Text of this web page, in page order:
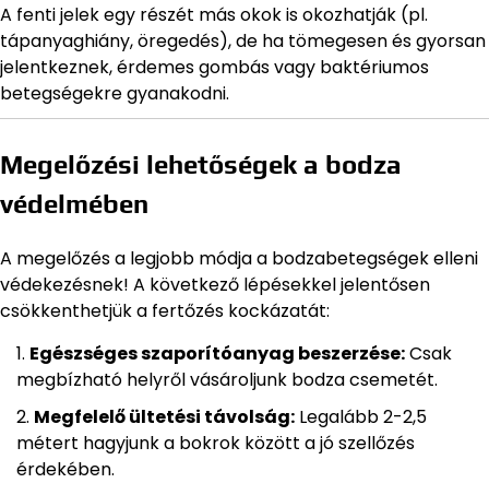
A fenti jelek egy részét más okok is okozhatják (pl.
tápanyaghiány, öregedés), de ha tömegesen és gyorsan
jelentkeznek, érdemes gombás vagy baktériumos
betegségekre gyanakodni.
Megelőzési lehetőségek a bodza
védelmében
A megelőzés a legjobb módja a bodzabetegségek elleni
védekezésnek! A következő lépésekkel jelentősen
csökkenthetjük a fertőzés kockázatát:
Egészséges szaporítóanyag beszerzése:Csak
megbízható helyről vásároljunk bodza csemetét.
Megfelelő ültetési távolság: Legalább 2-2,5
métert hagyjunk a bokrok között a jó szellőzés
érdekében.